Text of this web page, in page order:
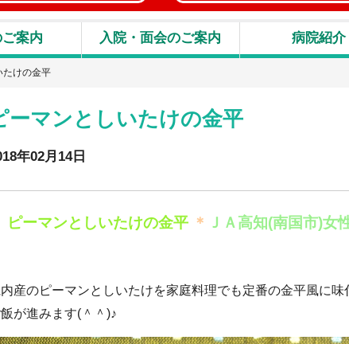
案内 入院・面会のご案内 病院紹介
たけの金平
ーマンとしいたけの金平
年02月14日
ピーマンとしいたけの金平 ＊ ＪＡ高知(南国市)女
産のピーマンとしいたけを家庭料理でも定番の金平風に味
が進みます(＾＾)♪